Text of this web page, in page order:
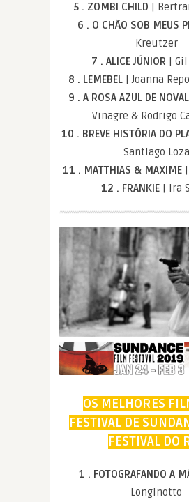
5 . ZOMBI CHILD |
6 . O CHÃO SOB MEUS
Kreutzer
7 . ALICE JÚNIOR |
8 . LEMEBEL | Joanna
9 . A ROSA AZUL DE
Vinagre & Rodrigo
10 . BREVE HISTÓRIA DO
Santiago Loza
11 . MATTHIAS & MAXIME
12 . FRANKIE | Ira
OS MELHORES
FESTIVAL DE
FESTIVAL DO
1 . FOTOGRAFANDO A
Longinotto